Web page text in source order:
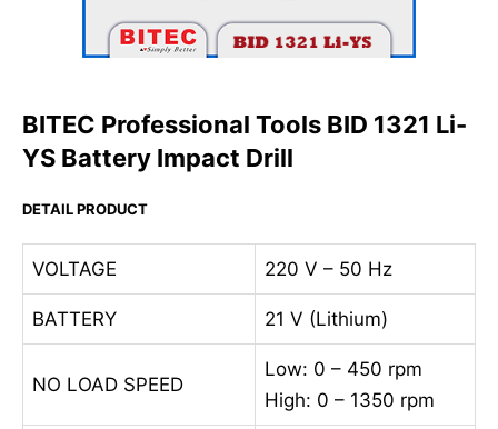
BITEC Professional Tools BID 1321 Li-
YS Battery Impact Drill
DETAIL PRODUCT
VOLTAGE 220 V – 50 Hz
BATTERY 21 V (Lithium)
NO LOAD SPEED
Low: 0 – 450 rpm
High: 0 – 1350 rpm